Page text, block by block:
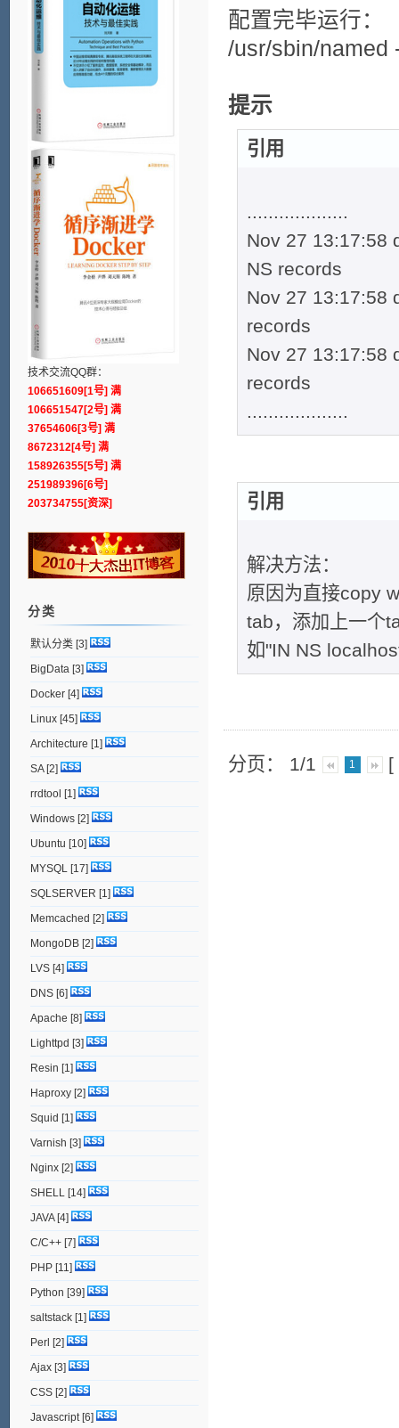
配置完毕运行：
/usr/sbin/named
提示
引用
Nov 27 13:17:58
NS records
Nov 27 13:17:58
records
Nov 27 13:17:58
records
引用
解决方法：
原因为直接copy
tab，添加上一个
如"IN NS
分页： 1/1 1 [
技术交流QQ群：
106651609[1号] 满
106651547[2号] 满
37654606[3号] 满
8672312[4号] 满
158926355[5号] 满
251989396[6号]
203734755[资深]
分类
默认分类[3]
BigData [3]
Docker[4]
Linux[45]
Architecture [1]
SA[2]
rrdtool [1]
Windows[2]
Ubuntu [10]
MYSQL [17]
SQLSERVER [1]
Memcached [2]
MongoDB[2]
LVS[4]
DNS[6]
Apache [8]
Lighttpd [3]
Resin [1]
Haproxy[2]
Squid [1]
Varnish [3]
Nginx[2]
SHELL [14]
JAVA[4]
C/C++[7]
PHP[11]
Python [39]
saltstack[1]
Perl [2]
Ajax[3]
CSS[2]
Javascript[6]